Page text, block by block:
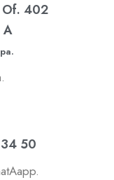
Of. 402
A
50